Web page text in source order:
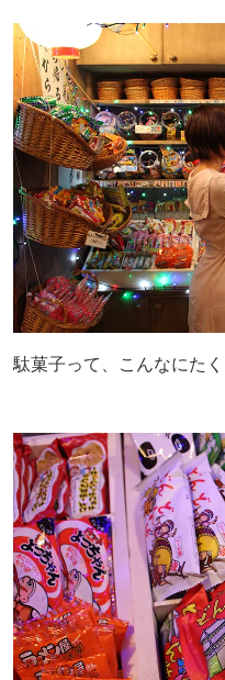
駄菓子って、こんなにたく